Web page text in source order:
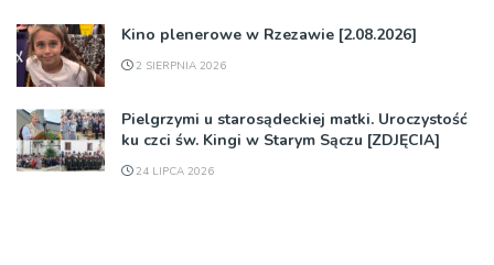
Kino plenerowe w Rzezawie [2.08.2026]
2 SIERPNIA 2026
Pielgrzymi u starosądeckiej matki. Uroczystość
ku czci św. Kingi w Starym Sączu [ZDJĘCIA]
24 LIPCA 2026